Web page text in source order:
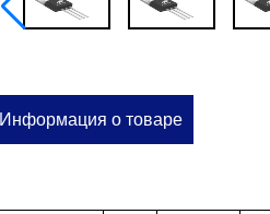
Информация о товаре